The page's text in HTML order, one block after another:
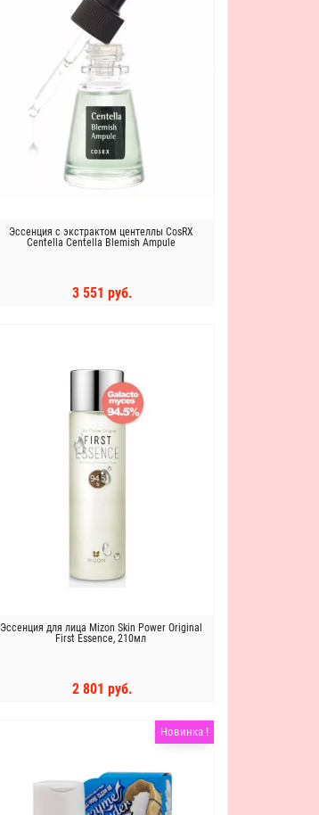
Эссенция с экстрактом центеллы CosRX
Centella Centella Blemish Ampule
3 551 руб.
Эссенция для лица Mizon Skin Power Original
First Essence, 210мл
2 801 руб.
Новинка !